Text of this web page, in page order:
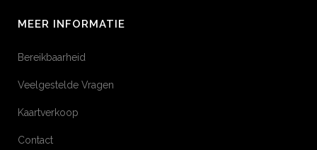
MEER INFORMATIE
Bereikbaarheid
Veelgestelde Vragen
Kaartverkoop
Contact